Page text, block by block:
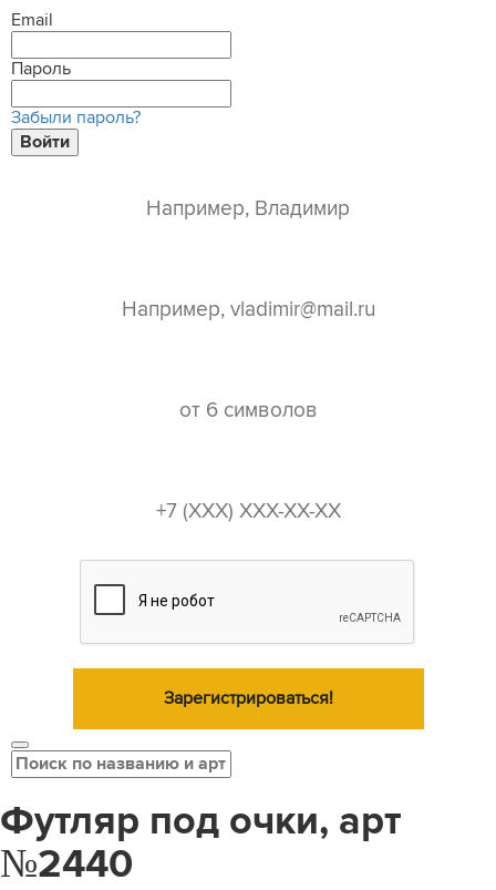
Email
Пароль
Забыли пароль?
Войти
Зарегистрироваться!
Футляр под очки, арт
№2440